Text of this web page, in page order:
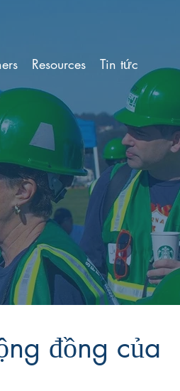
Resources Tin tức
đồng của